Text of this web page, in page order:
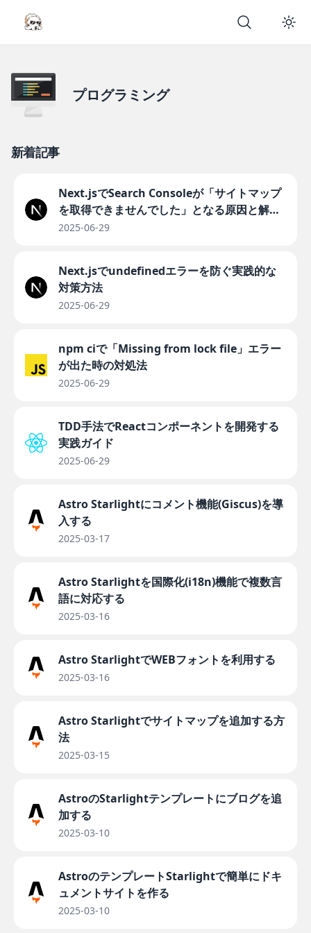
プログラミング
新着記事
Next.jsでSearch Consoleが「サイトマップ
を取得できませんでした」となる原因と解決
法
2025-06-29
Next.jsでundefinedエラーを防ぐ実践的な
対策方法
2025-06-29
npm ciで「Missing from lock file」エラー
が出た時の対処法
2025-06-29
TDD手法でReactコンポーネントを開発する
実践ガイド
2025-06-29
Astro Starlightにコメント機能(Giscus)を導
入する
2025-03-17
Astro Starlightを国際化(i18n)機能で複数言
語に対応する
2025-03-16
Astro StarlightでWEBフォントを利用する
2025-03-16
Astro Starlightでサイトマップを追加する方
法
2025-03-15
AstroのStarlightテンプレートにブログを追
加する
2025-03-10
AstroのテンプレートStarlightで簡単にドキ
ュメントサイトを作る
2025-03-10